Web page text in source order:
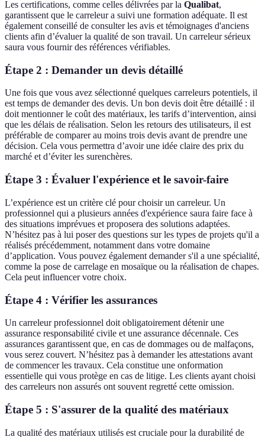
Les certifications, comme celles délivrées par la Qualibat,
garantissent que le carreleur a suivi une formation adéquate. Il est
également conseillé de consulter les avis et témoignages d'anciens
clients afin d’évaluer la qualité de son travail. Un carreleur sérieux
saura vous fournir des références vérifiables.
Étape 2 : Demander un devis détaillé
Une fois que vous avez sélectionné quelques carreleurs potentiels, il
est temps de demander des devis. Un bon devis doit être détaillé : il
doit mentionner le coût des matériaux, les tarifs d’intervention, ainsi
que les délais de réalisation. Selon les retours des utilisateurs, il est
préférable de comparer au moins trois devis avant de prendre une
décision. Cela vous permettra d’avoir une idée claire des prix du
marché et d’éviter les surenchères.
Étape 3 : Évaluer l'expérience et le savoir-faire
L’expérience est un critère clé pour choisir un carreleur. Un
professionnel qui a plusieurs années d'expérience saura faire face à
des situations imprévues et proposera des solutions adaptées.
N’hésitez pas à lui poser des questions sur les types de projets qu'il a
réalisés précédemment, notamment dans votre domaine
d’application. Vous pouvez également demander s'il a une spécialité,
comme la pose de carrelage en mosaïque ou la réalisation de chapes.
Cela peut influencer votre choix.
Étape 4 : Vérifier les assurances
Un carreleur professionnel doit obligatoirement détenir une
assurance responsabilité civile et une assurance décennale. Ces
assurances garantissent que, en cas de dommages ou de malfaçons,
vous serez couvert. N’hésitez pas à demander les attestations avant
de commencer les travaux. Cela constitue une onformation
essentielle qui vous protège en cas de litige. Les clients ayant choisi
des carreleurs non assurés ont souvent regretté cette omission.
Étape 5 : S'assurer de la qualité des matériaux
La qualité des matériaux utilisés est cruciale pour la durabilité de